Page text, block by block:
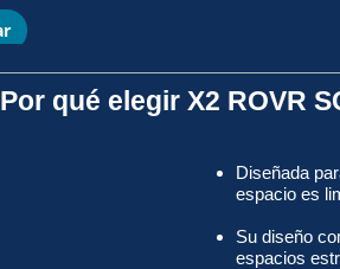
Por qué elegir X2 ROVR
Diseñada
espacio es
Su diseño
espacios